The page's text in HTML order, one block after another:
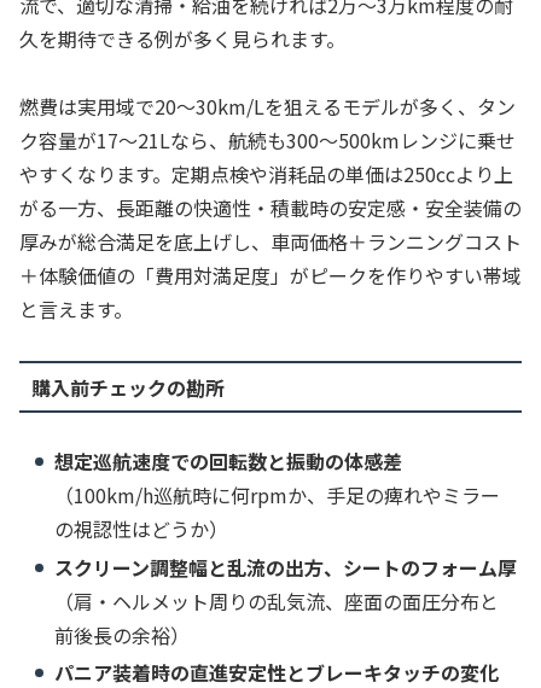
久を期待できる例が多く見られます。
燃費は実用域で20〜30km/Lを狙えるモデルが多く、タン
ク容量が17〜21Lなら、航続も300〜500kmレンジに乗せ
やすくなります。定期点検や消耗品の単価は250ccより上
がる一方、長距離の快適性・積載時の安定感・安全装備の
厚みが総合満足を底上げし、車両価格＋ランニングコスト
＋体験価値の「費用対満足度」がピークを作りやすい帯域
と言えます。
購入前チェックの勘所
想定巡航速度での回転数と振動の体感差
（100km/h巡航時に何rpmか、手足の痺れやミラー
の視認性はどうか）
スクリーン調整幅と乱流の出方、シートのフォーム厚
（肩・ヘルメット周りの乱気流、座面の面圧分布と
前後長の余裕）
パニア装着時の直進安定性とブレーキタッチの変化